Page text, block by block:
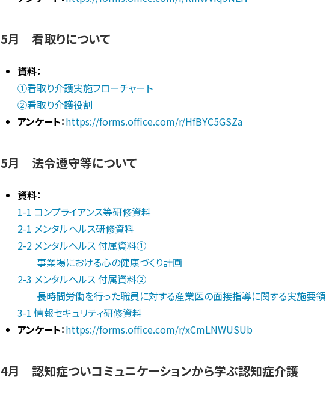
5月 看取りについて
資料：
①看取り介護実施フローチャート
②看取り介護役割
アンケート：https://forms.office.com/r/HfBYC5GSZa
5月 法令遵守等について
資料：
1-1 コンプライアンス等研修資料
2-1 メンタルヘルス研修資料
2-2 メンタルヘルス 付属資料①
事業場における心の健康づくり計画
2-3 メンタルヘルス 付属資料②
長時間労働を行った職員に対する産業医の面接指導に関する実施要領
3-1 情報セキュリティ研修資料
アンケート：https://forms.office.com/r/xCmLNWUSUb
4月 認知症ついコミュニケーションから学ぶ認知症介護